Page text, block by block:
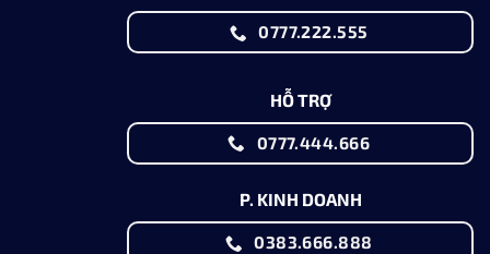
0777.222.555
HỖ TRỢ
0777.444.666
P. KINH DOANH
0383.666.888